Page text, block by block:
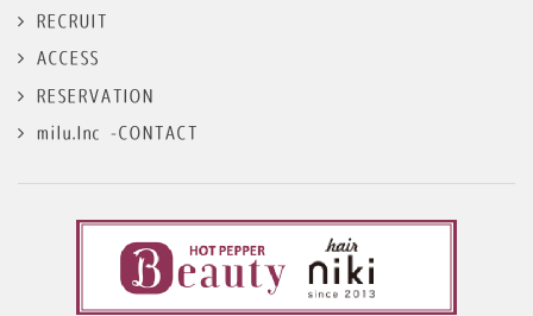
RECRUIT
ACCESS
RESERVATION
milu.Inc -CONTACT